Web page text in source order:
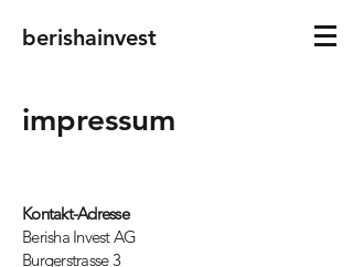
berishainvest
impressum
Kontakt-Adresse
Berisha Invest AG
Burgerstrasse 3